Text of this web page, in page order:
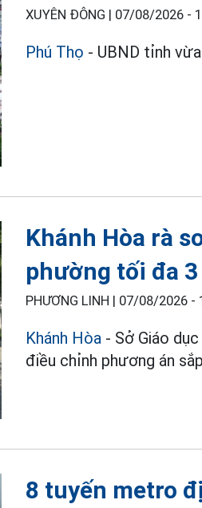
XUYÊN ĐÔNG | 07/08/2026 -
Phú Thọ - UBND tỉnh
Khánh Hòa rà
phường tối đa
PHƯƠNG LINH | 07/08/2026 -
Khánh Hòa - Sở Giáo
điều chỉnh phương án
8 tuyến metro